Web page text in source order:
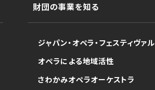
財団の事業を知る
ジャパン・オペラ・フェスティヴァル
オペラによる地域活性
さわかみオペラオーケストラ